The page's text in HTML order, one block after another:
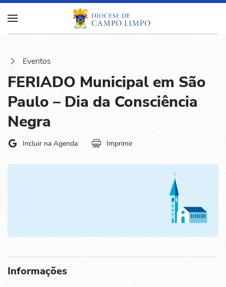
Eventos
FERIADO Municipal em São
Paulo – Dia da Consciência
Negra
Incluir na Agenda Imprimir
Informações